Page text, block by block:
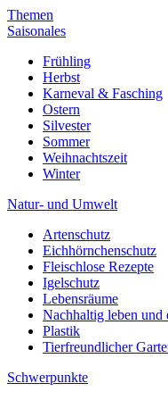
Themen
Saisonales
Frühling
Herbst
Karneval & Fasching
Ostern
Silvester
Sommer
Weihnachtszeit
Winter
Natur- und Umwelt
Artenschutz
Eichhörnchenschutz
Fleischlose Rezepte
Igelschutz
Lebensräume
Nachhaltig leben und
Plastik
Tierfreundlicher
Schwerpunkte